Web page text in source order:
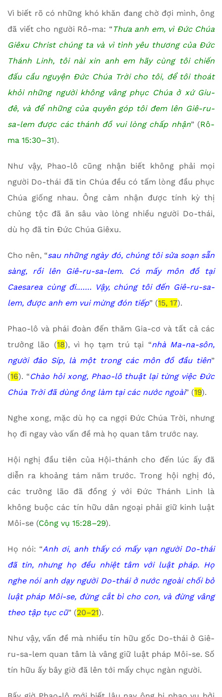
Vì biết rõ có những khó khăn đang chờ đợi mình, ông
đã viết cho người Rô-ma: “ Thưa anh em, vì Đức Chúa
Giêxu Christ chúng ta và vì tình yêu thương của Đức
Thánh Linh, tôi nài xin anh em hãy cùng tôi chiến
đấu cầu nguyện Đức Chúa Trời cho tôi, để tôi thoát
khỏi những người không vâng phục Chúa ở xứ Giu-
đê, và để những của quyên góp tôi đem lên Giê-ru-
sa-lem được các thánh đồ vui lòng chấp nhận” (Rô-
ma 15:30–31).
Như vậy, Phao-lô cũng nhận biết không phải mọi
người Do-thái đã tin Chúa đều có tấm lòng đầu phục
Chúa giống nhau. Ông cảm nhận được tính kỳ thị
chủng tộc đã ăn sâu vào lòng nhiều người Do-thái,
dù họ đã tin Đức Chúa Giêxu.
Cho nên, “sau những ngày đó, chúng tôi sửa soạn sẵn
sàng, rồi lên Giê-ru-sa-lem. Có mấy môn đồ tại
Caesarea cùng đi.…… Vậy, chúng tôi đến Giê-ru-sa-
lem, được anh em vui mừng đón tiếp” (15, 17).
Phao-lô và phái đoàn đến thăm Gia-cơ và tất cả các
trưởng lão (18), vì họ tạm trú tại “nhà Ma-na-sôn,
người đảo Síp, là một trong các môn đồ đầu tiên”
(16). “Chào hỏi xong, Phao-lô thuật lại từng việc Đức
Chúa Trời đã dùng ông làm tại các nước ngoài” (19).
Nghe xong, mặc dù họ ca ngợi Đức Chúa Trời, nhưng
họ đi ngay vào vấn đề mà họ quan tâm trước nay.
Hội nghị đầu tiên của Hội-thánh cho đến lúc ấy đã
diễn ra khoảng tám năm trước. Trong hội nghị đó,
các trưởng lão đã đồng ý với Đức Thánh Linh là
không buộc các tín hữu dân ngoại phải giữ kinh luật
Môi-se (Công vụ 15:28–29).
Họ nói: “Anh ơi, anh thấy có mấy vạn người Do-thái
đã tin, nhưng họ đều nhiệt tâm với luật pháp. Họ
nghe nói anh dạy người Do-thái ở nước ngoài chối bỏ
luật pháp Môi-se, đừng cắt bì cho con, và đừng vâng
theo tập tục cũ” (20–21).
Như vậy, vấn đề mà nhiều tín hữu gốc Do-thái ở Giê-
ru-sa-lem quan tâm là vâng giữ luật pháp Môi-se. Số
tín hữu ấy bây giờ đã lên tới mấy chục ngàn người.